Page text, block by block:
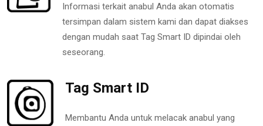
Informasi terkait anabul Anda akan otomatis
tersimpan dalam sistem kami dan dapat diakses
dengan mudah saat Tag Smart ID dipindai oleh
seseorang.
Tag Smart ID
Membantu Anda untuk melacak anabul yang